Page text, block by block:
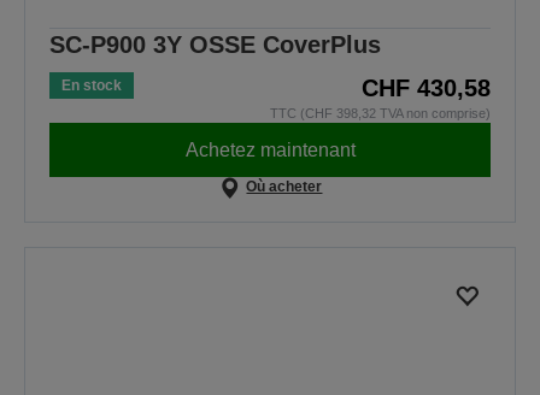
SC-P900 3Y OSSE CoverPlus
En stock CHF 430,58
TTC (CHF 398,32 TVA non comprise)
Achetez maintenant
Où acheter